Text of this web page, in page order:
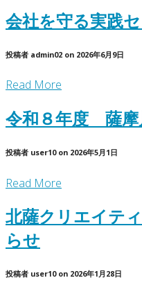
会社を守る実践
投稿者 admin02 on 2026年6月9日
Read More
令和８年度 薩摩
投稿者 user10on 2026年5月1日
Read More
北薩クリエイテ
らせ
投稿者 user10on 2026年1月28日